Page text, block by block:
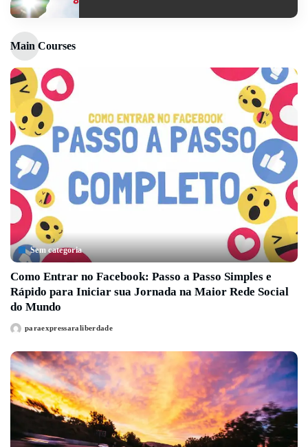
Main Courses
Sem categoria
Como Entrar no Facebook: Passo a Passo Simples e
Rápido para Iniciar sua Jornada na Maior Rede Social
do Mundo
Posted
paraexpressaraliberdade